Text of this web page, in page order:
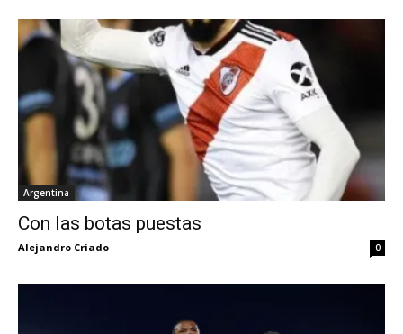
Argentina
Con las botas puestas
Alejandro Criado 0